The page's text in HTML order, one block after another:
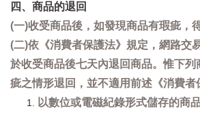
四、商品的退回
(一)收受商品後，如發現商品有瑕疵，
(二)依《消費者保護法》規定，網路交
於收受商品後七天內退回商品。惟下列
疵之情形退回，並不適用前述《消費者
以數位或電磁紀錄形式儲存的商